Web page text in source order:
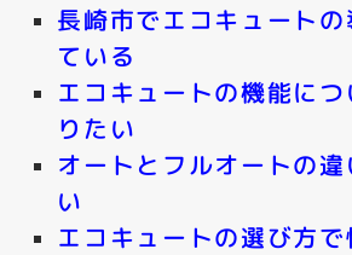
長崎市でエコキュート
ている
エコキュートの機能に
りたい
オートとフルオートの
い
エコキュートの選び方で